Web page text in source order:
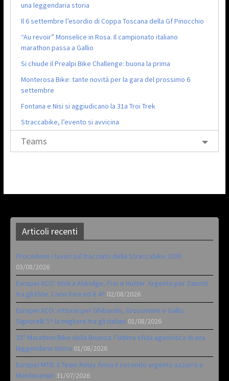
una leggendaria storia
Il 6 settembre l’esordio di Coppa Toscana della Gf Pinocchio
“Au revoir” Monselice in Rosa. Il campionato italiano
marathon passa a Gallio
Si chiude il Prealpi Bike Challenge: buona la prima
Monterosa Bike: tante novità per la gara del prossimo 6
settembre
Fontana e Nisi si aggiudicano la 31a Troi Trek
Straccabike, l’evento si avvicina
Teams
Articoli recenti
Procedono i lavori sul tracciato della Straccabike 2026
03/08/2026
Europei XCO: titoli a Aldridge, Frei e Hutter. Argento per Zanotti
tra gli Elite. Corvi fora ed è 4^ 02/08/2026
Europei XCO: vittorie per Ghibaudo, Grossmann e Gallis.
Signorelli 5^ la migliore tra gli italiani 01/08/2026
35ª Marathon Bike della Brianza: l’ultima sfida agonistica di una
leggendaria storia 01/08/2026
Europei MTB: il Team Relay firma il secondo argento azzurro a
Monteceneri 31/07/2026